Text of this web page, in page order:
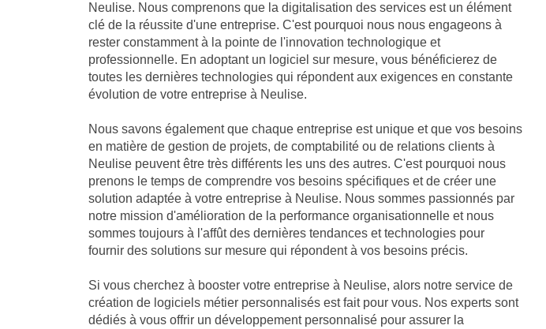
Neulise. Nous comprenons que la digitalisation des services est un élément
clé de la réussite d'une entreprise. C'est pourquoi nous nous engageons à
rester constamment à la pointe de l'innovation technologique et
professionnelle. En adoptant un logiciel sur mesure, vous bénéficierez de
toutes les dernières technologies qui répondent aux exigences en constante
évolution de votre entreprise à Neulise.
Nous savons également que chaque entreprise est unique et que vos besoins
en matière de gestion de projets, de comptabilité ou de relations clients à
Neulise peuvent être très différents les uns des autres. C'est pourquoi nous
prenons le temps de comprendre vos besoins spécifiques et de créer une
solution adaptée à votre entreprise à Neulise. Nous sommes passionnés par
notre mission d'amélioration de la performance organisationnelle et nous
sommes toujours à l'affût des dernières tendances et technologies pour
fournir des solutions sur mesure qui répondent à vos besoins précis.
Si vous cherchez à booster votre entreprise à Neulise, alors notre service de
création de logiciels métier personnalisés est fait pour vous. Nos experts sont
dédiés à vous offrir un développement personnalisé pour assurer la